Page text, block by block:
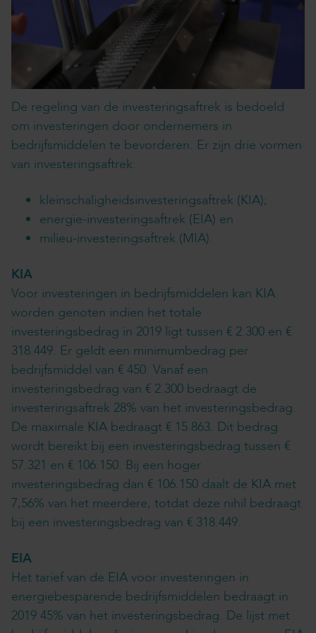
De regeling van de investeringsaftrek is bedoeld
om investeringen door ondernemers in
bedrijfsmiddelen te bevorderen. Er zijn drie vormen
van investeringsaftrek:
kleinschaligheidsinvesteringsaftrek (KIA);
energie-investeringsaftrek (EIA) en
milieu-investeringsaftrek (MIA).
KIA
Voor investeringen in bedrijfsmiddelen kan KIA
worden genoten indien het totale
investeringsbedrag in 2019 ligt tussen € 2.300 en €
318.449. Er geldt een minimumbedrag per
bedrijfsmiddel van € 450. Vanaf een
investeringsbedrag van € 2.300 bedraagt de
investeringsaftrek 28% van het investeringsbedrag.
De maximale KIA bedraagt € 15.863. Dit bedrag
wordt bereikt bij een investeringsbedrag tussen €
57.321 en € 106.150. Bij een hoger
investeringsbedrag dan € 106.150 daalt de KIA met
7,56% van het meerdere, totdat deze nihil bedraagt
bij een investeringsbedrag van € 318.449.
EIA
Het tarief van de EIA voor investeringen in
energiebesparende bedrijfsmiddelen bedraagt in
2019 45% van het investeringsbedrag. De lijst met